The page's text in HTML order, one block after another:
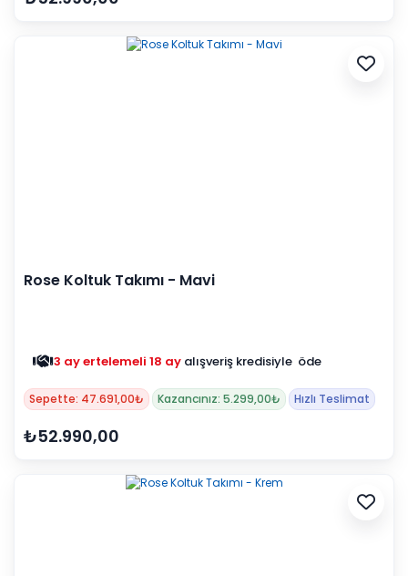
Rose Koltuk Takımı - Mavi
3 ay ertelemeli 18 ay alışveriş kredisiyle öde
Sepette: 47.691,00₺ Kazancınız: 5.299,00₺ Hızlı Teslimat
₺52.990,00